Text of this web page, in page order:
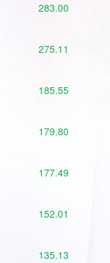
283.00
275.11
185.55
179.80
177.49
152.01
135.13